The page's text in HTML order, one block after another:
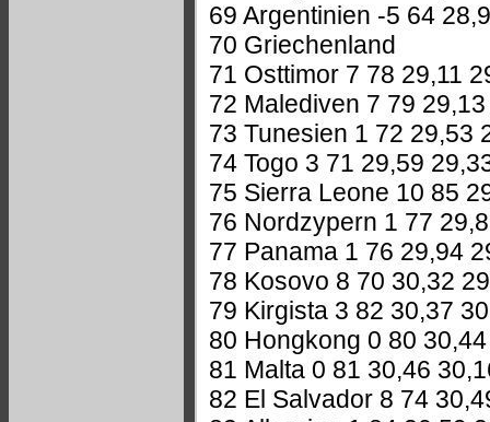
69 Argentinien -5 64
70 Griechenland
71 Osttimor 7 78 29,11
72 Malediven 7 79
73 Tunesien 1 72 29,53
74 Togo 3 71 29,59
75 Sierra Leone 10 85
76 Nordzypern 1 77
77 Panama 1 76 29,94
78 Kosovo 8 70 30,32
79 Kirgista 3 82 30,37
80 Hongkong 0 80
81 Malta 0 81 30,46
82 El Salvador 8 74